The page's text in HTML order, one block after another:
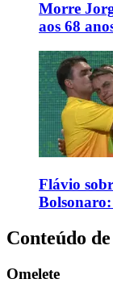
Morre
aos 68
Flávio
Conteúdo
Omelete